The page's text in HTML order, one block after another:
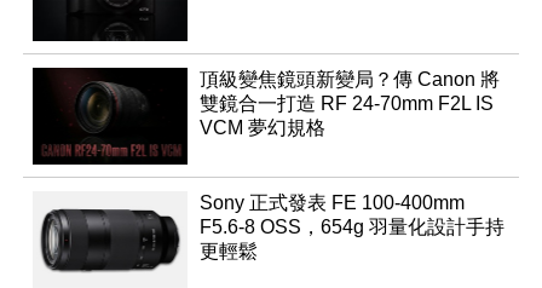
頂級變焦鏡頭新變局？傳 Canon 將
雙鏡合一打造 RF 24-70mm F2L IS
VCM 夢幻規格
Sony 正式發表 FE 100-400mm
F5.6-8 OSS，654g 羽量化設計手持
更輕鬆